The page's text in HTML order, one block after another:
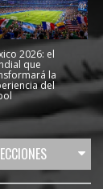
2026: el
que
la
del